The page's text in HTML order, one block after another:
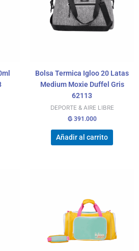
Bolsa Termica Igloo 20 Latas
Medium Moxie Duffel Gris
62113
DEPORTE & AIRE LIBRE
₲391.000
Añadir al carrito